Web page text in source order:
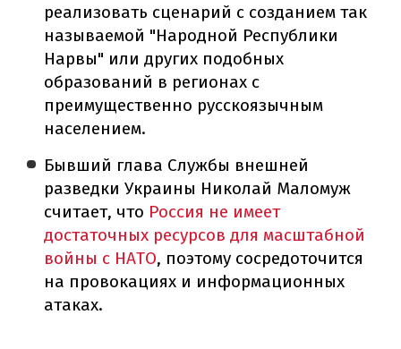
реализовать сценарий с созданием так
называемой "Народной Республики
Нарвы" или других подобных
образований в регионах с
преимущественно русскоязычным
населением.
Бывший глава Службы внешней
разведки Украины Николай Маломуж
считает, что Россия не имеет
достаточных ресурсов для масштабной
войны с НАТО, поэтому сосредоточится
на провокациях и информационных
атаках.